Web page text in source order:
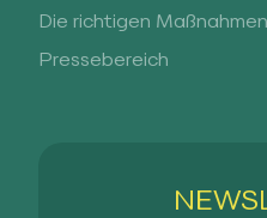
Die richtigen
Pressebereich